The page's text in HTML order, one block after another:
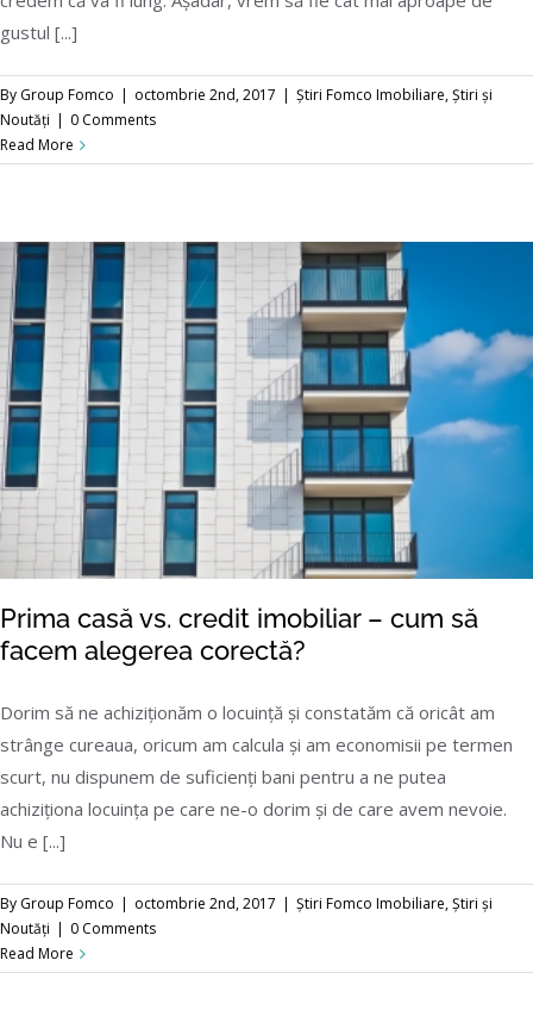
gustul [...]
By Group Fomco | octombrie 2nd, 2017 | Știri Fomco Imobiliare,Știri și
Noutăți | 0 Comments
Read More
Prima casă vs. credit imobiliar – cum să
facem alegerea corectă?
Prima casă vs. credit imobiliar – cum să
facem alegerea corectă?
Dorim să ne achiziționăm o locuință și constatăm că oricât am
strânge cureaua, oricum am calcula și am economisii pe termen
scurt, nu dispunem de suficienți bani pentru a ne putea
achiziționa locuința pe care ne-o dorim și de care avem nevoie.
Nu e [...]
By Group Fomco | octombrie 2nd, 2017 | Știri Fomco Imobiliare,Știri și
Noutăți | 0 Comments
Read More